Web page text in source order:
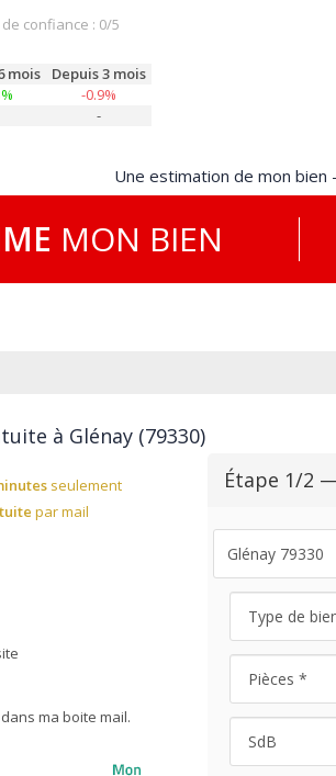
confiance : 0/5
mois
Depuis 3 mois
-0.9%
-
Une estimation de mon bien
MON BIEN
à Glénay (79330)
seulement
par mail
ma boite mail.
Étape 1/2